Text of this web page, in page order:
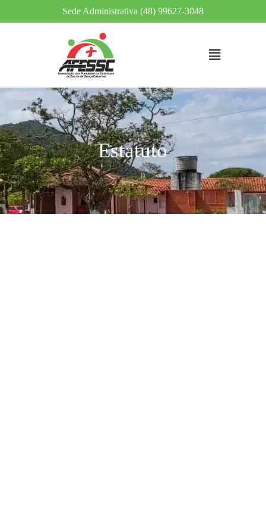
Sede Administrativa (48) 99627-3048
Estatuto